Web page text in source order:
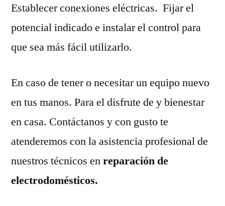
Establecer conexiones eléctricas. Fijar el
potencial indicado e instalar el control para
que sea más fácil utilizarlo.
En caso de tener o necesitar un equipo nuevo
en tus manos. Para el disfrute de y bienestar
en casa. Contáctanos y con gusto te
atenderemos con la asistencia profesional de
nuestros técnicos enreparación de
electrodomésticos.